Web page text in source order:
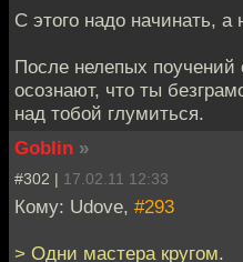
С этого надо начинать,
После нелепых
осознают, что ты
над тобой глумиться.
Goblin »
#302 | 17.02.11 12:33
Кому: Udove, #293
> Одни мастера кругом.